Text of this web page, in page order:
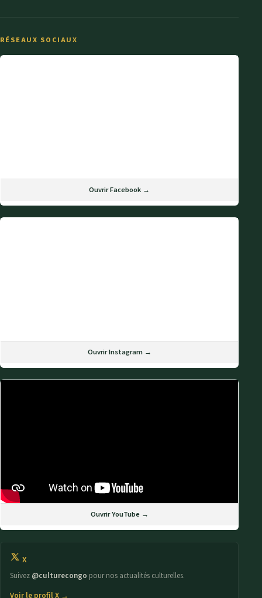
RÉSEAUX SOCIAUX
Ouvrir Facebook →
Ouvrir Instagram →
Ouvrir YouTube →
X
Suivez @culturecongo pour nos actualités culturelles.
Voir le profil X →